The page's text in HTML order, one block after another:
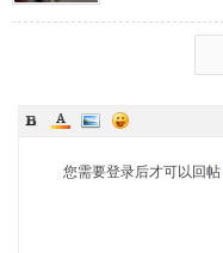
您需要登录后才可以回帖